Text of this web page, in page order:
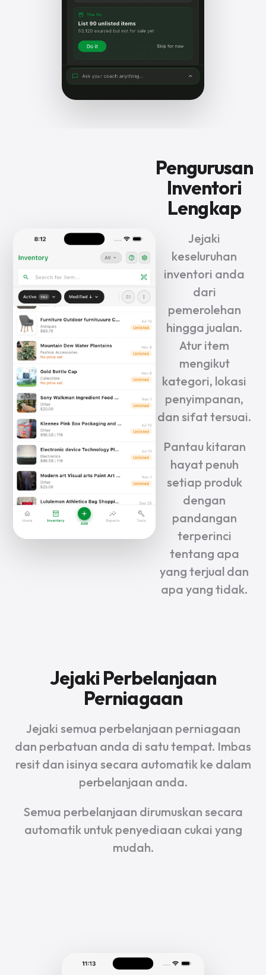
Pengurusan
Inventori
Lengkap
Jejaki
keseluruhan
inventori anda
dari
pemerolehan
hingga jualan.
Atur item
mengikut
kategori, lokasi
penyimpanan,
dan sifat tersuai.
Pantau kitaran
hayat penuh
setiap produk
dengan
pandangan
terperinci
tentang apa
yang terjual dan
apa yang tidak.
Jejaki Perbelanjaan
Perniagaan
Jejaki semua perbelanjaan perniagaan
dan perbatuan anda di satu tempat. Imbas
resit dan isinya secara automatik ke dalam
perbelanjaan anda.
Semua perbelanjaan dirumuskan secara
automatik untuk penyediaan cukai yang
mudah.